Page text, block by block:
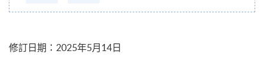
修訂日期 ： 2025年5月14日